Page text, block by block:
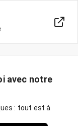
avec notre
: tout est à